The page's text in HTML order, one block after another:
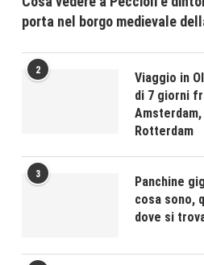
porta nel borgo medievale
2
Viaggio in
di 7 giorni
Amsterdam,
Rotterdam
3
Panchine
cosa sono,
dove si